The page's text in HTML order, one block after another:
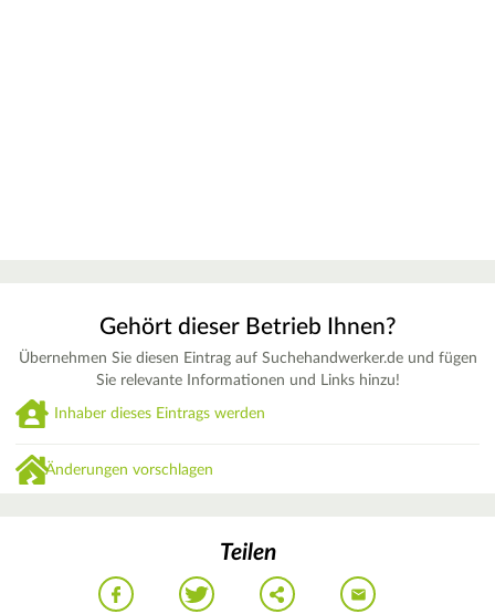
Gehört dieser Betrieb Ihnen?
Übernehmen Sie diesen Eintrag auf Suchehandwerker.de und fügen
Sie relevante Informationen und Links hinzu!
Inhaber dieses Eintrags werden
Änderungen vorschlagen
Teilen